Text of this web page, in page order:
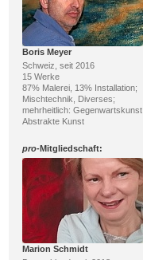
Boris Meyer
Schweiz, seit 2016
15 Werke
87% Malerei, 13% Installation;
Mischtechnik, Diverses;
mehrheitlich: Gegenwartskunst,
Abstrakte Kunst
pro-Mitgliedschaft:
Marion Schmidt